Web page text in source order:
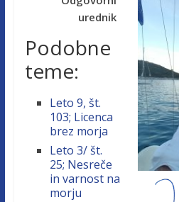
urednik
Podobne
teme:
Leto 9, št.
103; Licenca
brez morja
Leto 3/ št.
25; Nesreče
in varnost na
morju